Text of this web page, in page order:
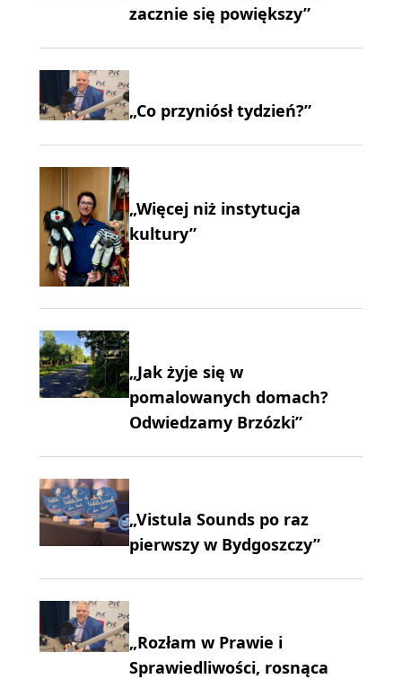
zacznie się powiększy”
„Co przyniósł tydzień?”
„Więcej niż instytucja
kultury”
„Jak żyje się w
pomalowanych domach?
Odwiedzamy Brzózki”
„Vistula Sounds po raz
pierwszy w Bydgoszczy”
„Rozłam w Prawie i
Sprawiedliwości, rosnąca